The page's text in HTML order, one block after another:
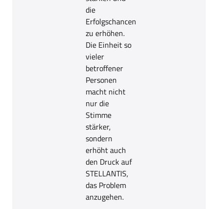
die
Erfolgschancen
zu erhöhen.
Die Einheit so
vieler
betroffener
Personen
macht nicht
nur die
Stimme
stärker,
sondern
erhöht auch
den Druck auf
STELLANTIS,
das Problem
anzugehen.